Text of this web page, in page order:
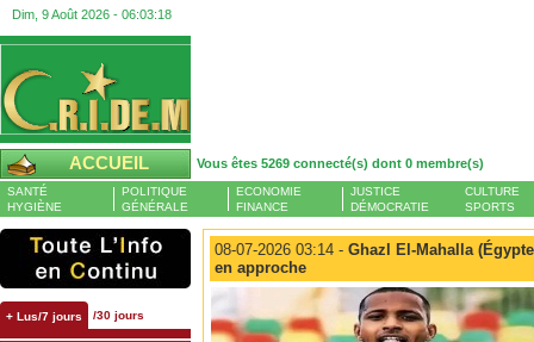
Dim, 9 Août 2026 - 06:03:18
ACCUEIL Vous êtes 5269 connecté(s) dont 0 membre(s)
SANTÉ
HYGIÈNE
POLITIQUE
GÉNÉRALE
ECONOMIE
FINANCE
JUSTICE
DÉMOCRATIE
CULTURE
SPORTS
+ Lus/7 jours /30 jours
08-07-2026 03:14 - Ghazl El-Mahalla
en approche